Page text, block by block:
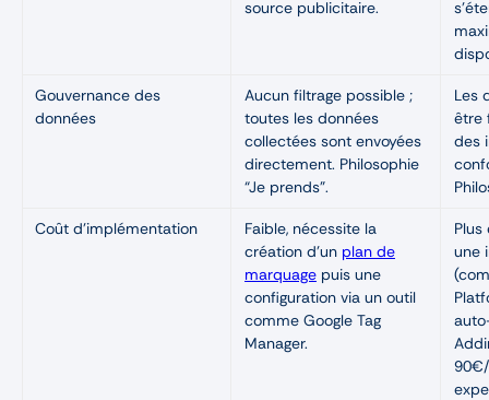
source publicitaire.
Gouvernance des
données
Aucun filtrage possible ;
toutes les données
collectées sont envoyées
directement. Philosophie
“Je prends”.
Les
être
des
Coût d’implémentation
Faible, nécessite la
création d’un plan de
marquage puis une
configuration via un outil
comme Google Tag
Manager.
Plus
une